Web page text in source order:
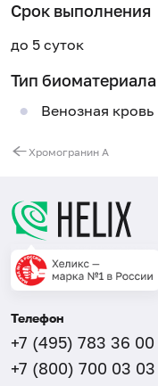
Срок выполнения
до 5 суток
Тип биоматериала
Венозная кровь
Хромогранин А
Телефон
+7 (495) 783 36 00
+7 (800) 700 03 03